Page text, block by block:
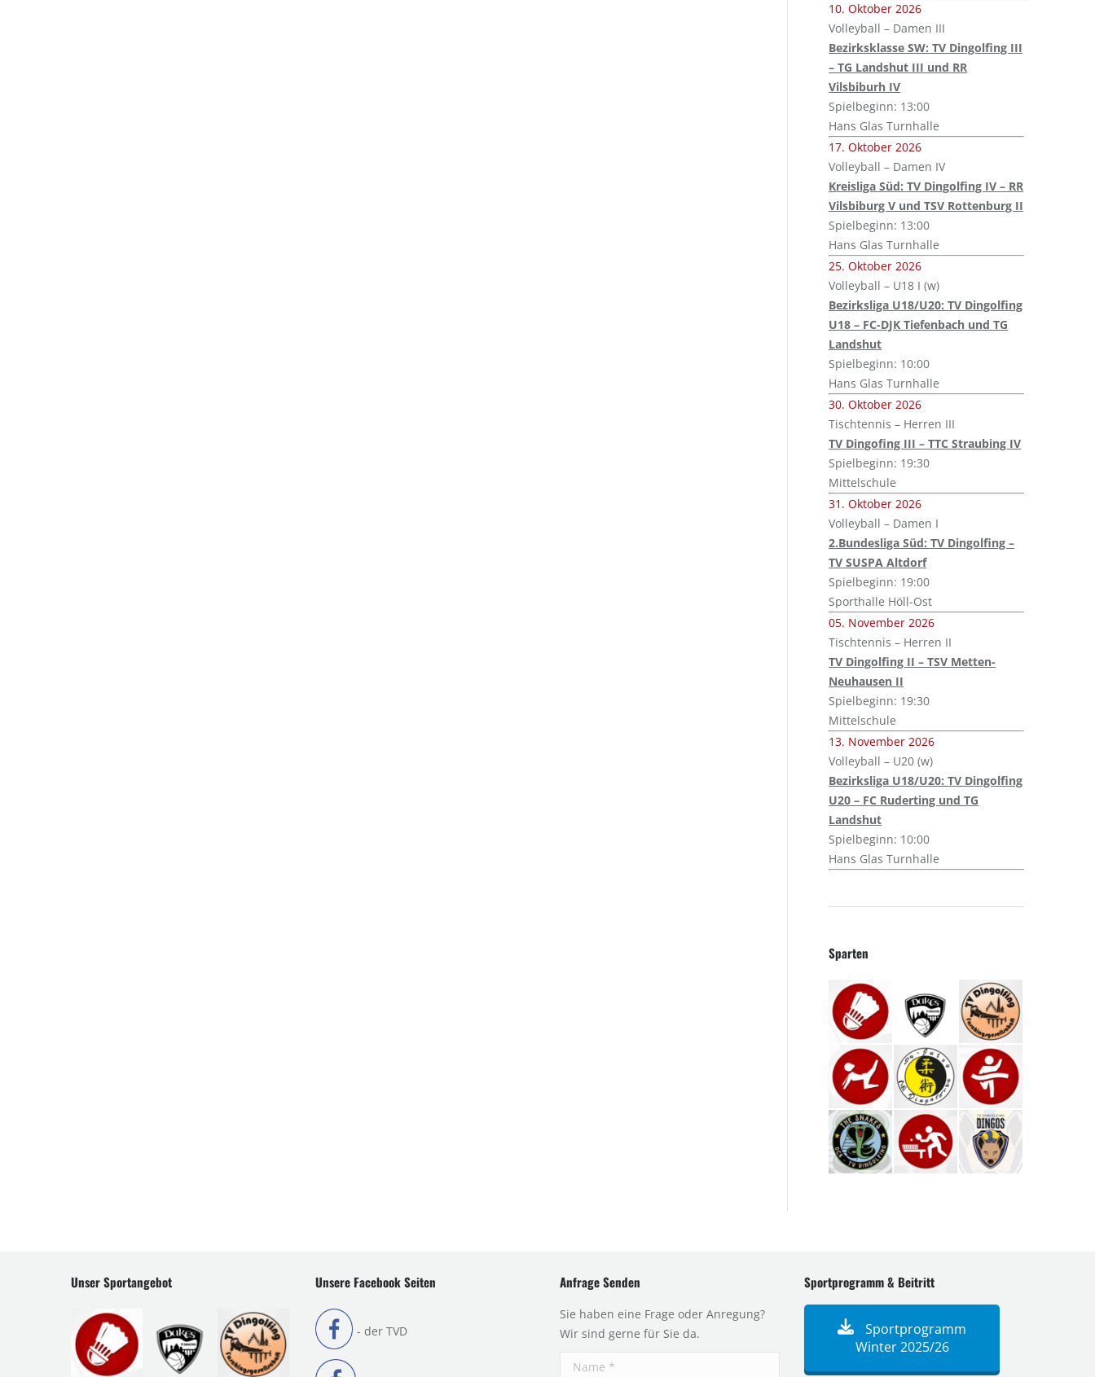
10. Oktober 2026
Volleyball – Damen III
Bezirksklasse SW: TV Dingolfing III
– TG Landshut III und RR
Vilsbiburh IV
Spielbeginn: 13:00
Hans Glas Turnhalle
17. Oktober 2026
Volleyball – Damen IV
Kreisliga Süd: TV Dingolfing IV – RR
Vilsbiburg V und TSV Rottenburg II
Spielbeginn: 13:00
Hans Glas Turnhalle
25. Oktober 2026
Volleyball – U18 I (w)
Bezirksliga U18/U20: TV Dingolfing
U18 – FC-DJK Tiefenbach und TG
Landshut
Spielbeginn: 10:00
Hans Glas Turnhalle
30. Oktober 2026
Tischtennis – Herren III
TV Dingofing III – TTC Straubing IV
Spielbeginn: 19:30
Mittelschule
31. Oktober 2026
Volleyball – Damen I
2.Bundesliga Süd: TV Dingolfing –
TV SUSPA Altdorf
Spielbeginn: 19:00
Sporthalle Höll-Ost
05. November 2026
Tischtennis – Herren II
TV Dingolfing II – TSV Metten-
Neuhausen II
Spielbeginn: 19:30
Mittelschule
13. November 2026
Volleyball – U20 (w)
Bezirksliga U18/U20: TV Dingolfing
U20 – FC Ruderting und TG
Landshut
Spielbeginn: 10:00
Hans Glas Turnhalle
Sparten
Unser Sportangebot Unsere Facebook Seiten
- der TVD
Anfrage Senden
Sie haben eine Frage oder Anregung?
Wir sind gerne für Sie da.
Name *
Sportprogramm & Beitritt
Sportprogramm
Winter 2025/26